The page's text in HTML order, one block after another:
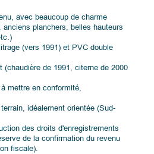
avec beaucoup de charme
planchers, belles hauteurs
(vers 1991) et PVC double
(chaudière de 1991, citerne de 2000
mettre en conformité,
idéalement orientée (Sud-
des droits d'enregistrements
de la confirmation du revenu
fiscale).